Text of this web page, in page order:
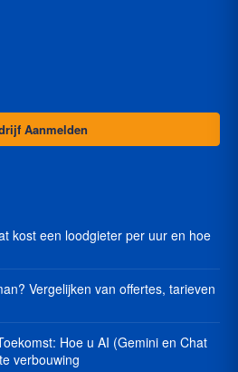
Aanmelden
kost een loodgieter per uur en hoe
Vergelijken van offertes, tarieven
Hoe u AI (Gemini en Chat
verbouwing